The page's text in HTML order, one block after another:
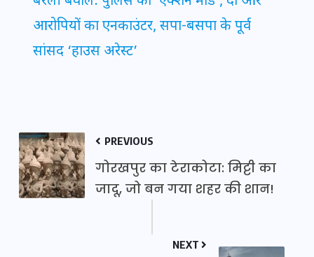
आरोपियों का एनकाउंटर, सपा-बसपा के पूर्व
सांसद ‘हाउस अरेस्ट’
PREVIOUS
गोरखपुर का टेराकोटा: मिट्टी का
जादू, जो बन गया शहर की शान!
NEXT